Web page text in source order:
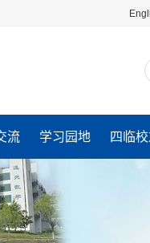
流 学习园地 四临